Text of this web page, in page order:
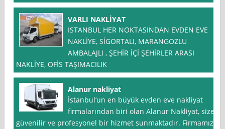
VARLI NAKLİYAT
ISTANBUL HER NOKTASINDAN EVDEN EVE
NAKLİYE, SİGORTALI, MARANGOZLU
AMBALAJLI , ŞEHİR İÇİ ŞEHİRLER ARASI
NAKLİYE, OFİS TAŞIMACILIK
Alanur nakliyat
İstanbul‘un en büyük evden eve nakliyat
firmalarından biri olan Alanur Nakliyat, size
güvenilir ve profesyonel bir hizmet sunmaktadır. Firmamız,